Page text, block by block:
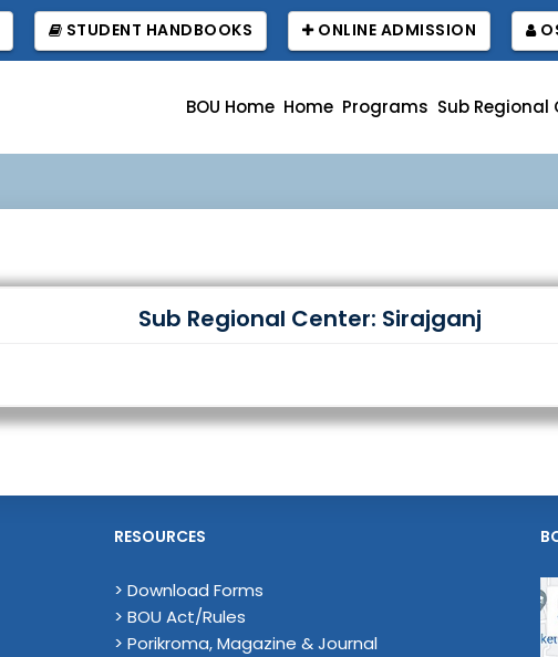
STUDENT HANDBOOKS ONLINE ADMISSION
BOU Home Home Programs Sub Regional
Sub Regional Center: Sirajganj
RESOURCES
> Download Forms
> BOU Act/Rules
> Porikroma, Magazine & Journal